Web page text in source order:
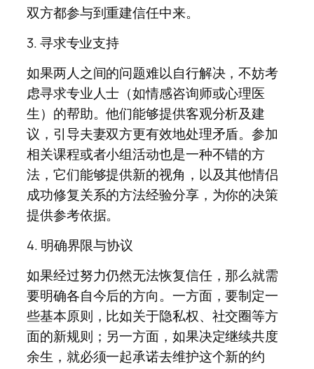
双方都参与到重建信任中来。
3. 寻求专业支持
如果两人之间的问题难以自行解决，不妨考
虑寻求专业人士（如情感咨询师或心理医
生）的帮助。他们能够提供客观分析及建
议，引导夫妻双方更有效地处理矛盾。参加
相关课程或者小组活动也是一种不错的方
法，它们能够提供新的视角，以及其他情侣
成功修复关系的方法经验分享，为你的决策
提供参考依据。
4. 明确界限与协议
如果经过努力仍然无法恢复信任，那么就需
要明确各自今后的方向。一方面，要制定一
些基本原则，比如关于隐私权、社交圈等方
面的新规则；另一方面，如果决定继续共度
余生，就必须一起承诺去维护这个新的约